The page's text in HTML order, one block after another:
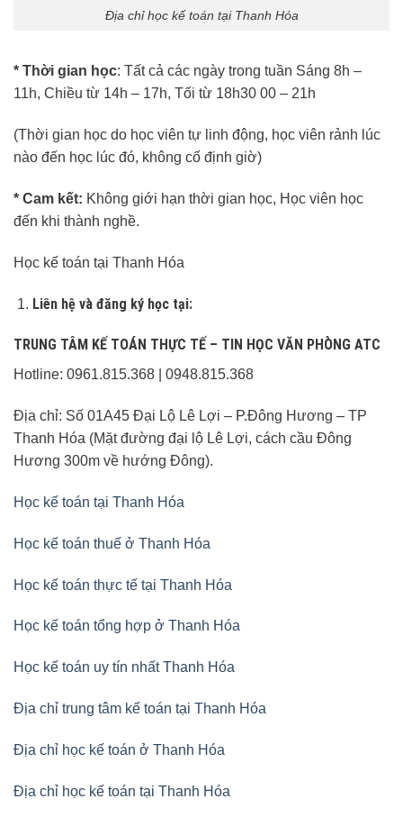
Địa chỉ học kế toán tại Thanh Hóa
* Thời gian học: Tất cả các ngày trong tuần Sáng 8h –
11h, Chiều từ 14h – 17h, Tối từ 18h30 00 – 21h
(Thời gian học do học viên tự linh động, học viên rảnh lúc
nào đến học lúc đó, không cố định giờ)
* Cam kết: Không giới hạn thời gian học, Học viên học
đến khi thành nghề.
Học kế toán tại Thanh Hóa
Liên hệ và đăng ký học tại:
TRUNG TÂM KẾ TOÁN THỰC TẾ – TIN HỌC VĂN PHÒNG ATC
Hotline: 0961.815.368 | 0948.815.368
Địa chỉ: Số 01A45 Đại Lộ Lê Lợi – P.Đông Hương – TP
Thanh Hóa (Mặt đường đại lộ Lê Lợi, cách cầu Đông
Hương 300m về hướng Đông).
Học kế toán tại Thanh Hóa
Học kế toán thuế ở Thanh Hóa
Học kế toán thực tế tại Thanh Hóa
Học kế toán tổng hợp ở Thanh Hóa
Học kế toán uy tín nhất Thanh Hóa
Địa chỉ trung tâm kế toán tại Thanh Hóa
Địa chỉ học kế toán ở Thanh Hóa
Địa chỉ học kế toán tại Thanh Hóa